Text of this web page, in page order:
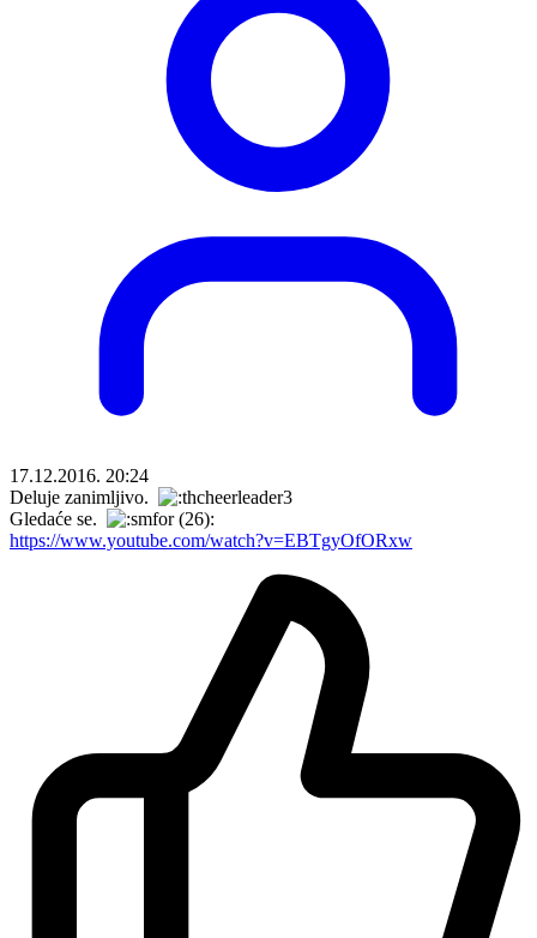
17.12.2016. 20:24
Deluje zanimljivo.
Gledaće se.
https://www.youtube.com/watch?v=EBTgyOfORxw